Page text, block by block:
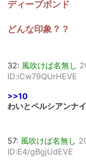
ディープボンド
どんな印象？？
32: 風吹けば名無し
ID:iCw79QUrHEVE
>>10
わいとペルシアンナ
57: 風吹けば名無し
ID:E4/gBgjUdEVE